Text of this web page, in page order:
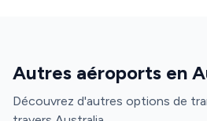
Autres aéroports en
Découvrez d'autres options de